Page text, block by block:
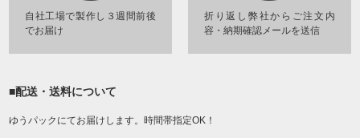
折り返し弊社からご注文内
容・納期確認メールを送信
自社工場で製作し３週間前後
でお届け
■配送・送料について
ゆうパックにてお届けします。時間帯指定OK！